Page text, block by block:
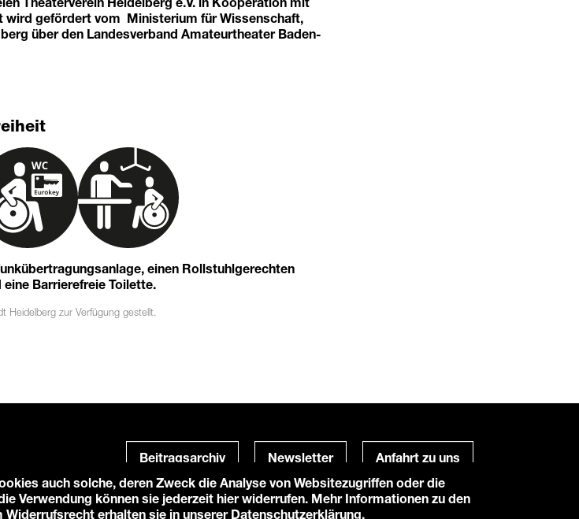
wird gefördert vom Ministerium für Wissenschaft,
über den Landesverband Amateurtheater Baden-
einen Rollstuhlgerechten
Barrierefreie Toilette.
Heidelberg zur Verfügung gestellt.
Beitragsarchiv Newsletter Anfahrt zu uns
Powered by
auch solche, deren Zweck die Analyse von Websitezugriffen oder die
Verwendung können sie jederzeit hier widerrufen. Mehr Informationen zu den
erhalten sie in unserer Datenschutzerklärung.